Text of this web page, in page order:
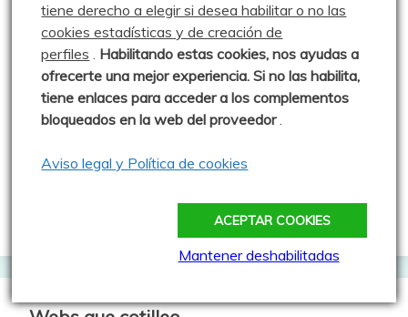
Geoardilla
Geocaching portugués
Geocaching Spain
Geocaching Valladolid
tiene derecho a elegir si desea habilitar o no las
cookies estadísticas y de creación de
perfiles . Habilitando estas cookies, nos ayudas a
ofrecerte una mejor experiencia. Si no las habilita,
tiene enlaces para acceder a los complementos
bloqueados en la web del proveedor.
Aviso legal y Política de cookies
ACEPTAR COOKIES
Mantener deshabilitadas